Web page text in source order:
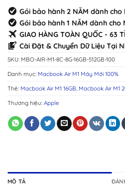
Gói bảo hành 2 NĂM dành cho
Gói bảo hành 1 NĂM dành cho
GIAO HÀNG TOÀN QUỐC - 63
Cài Đặt & Chuyển Dữ Liệu Tại
SKU: MBO-AIR-M1-8C-8G-16GB-512GB-100
Danh mục: Macbook Air M1 Máy Mới 100%
Thẻ: Macbook Air M1 16GB, Macbook Air M1
Thương hiệu: Apple
MÔ TẢ